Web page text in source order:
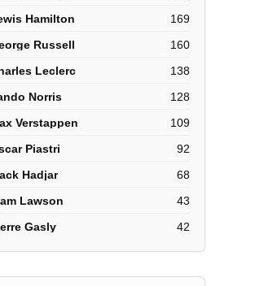
Hamilton 169
Russell 160
Leclerc 138
Norris 128
Verstappen 109
Piastri 92
Hadjar 68
Lawson 43
Gasly 42